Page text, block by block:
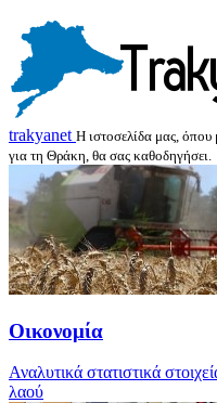
trakyanet Η ιστοσελίδα μας, όπου
για τη Θράκη, θα σας καθοδηγήσει.
Οικονομία
Αναλυτικά στατιστικά
λαού